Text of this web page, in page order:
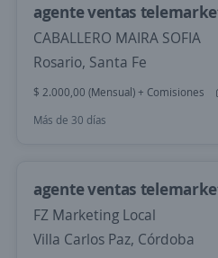
agente ventas
CABALLERO MAIRA SOFIA
Rosario, Santa Fe
$ 2.000,00 (Mensual) + Comisiones
Más de 30 días
agente ventas
FZ Marketing Local
Villa Carlos Paz, Córdoba